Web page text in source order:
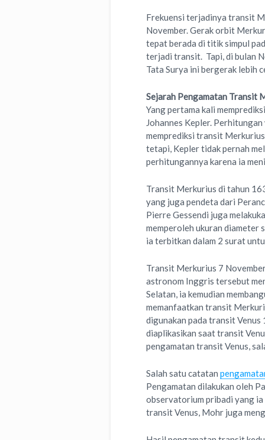
Frekuensi terjadinya transit
November. Gerak orbit
tepat berada di titik simpul
terjadi transit. Tapi, di bulan
Tata Surya ini bergerak lebih
Sejarah Pengamatan Transit
Yang pertama kali
Johannes Kepler.
memprediksi transit
tetapi, Kepler tidak pernah
perhitungannya karena ia
Transit Merkurius di tahun
yang juga pendeta dari
Pierre Gessendi juga
memperoleh ukuran diameter
ia terbitkan dalam 2 surat
Transit Merkurius 7
astronom Inggris tersebut
Selatan, ia kemudian
memanfaatkan transit
digunakan pada transit
diaplikasikan saat transit
pengamatan transit Venus,
Salah satu catatan
Pengamatan dilakukan oleh
observatorium pribadi yang ia
transit Venus, Mohr juga